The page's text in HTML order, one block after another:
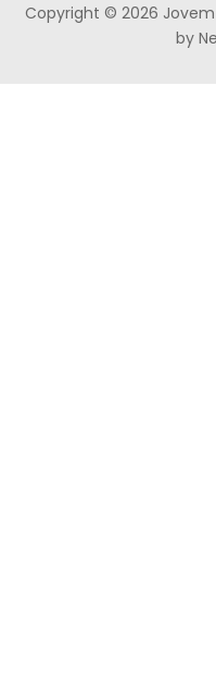
Copyright © 2026 Jovem
by